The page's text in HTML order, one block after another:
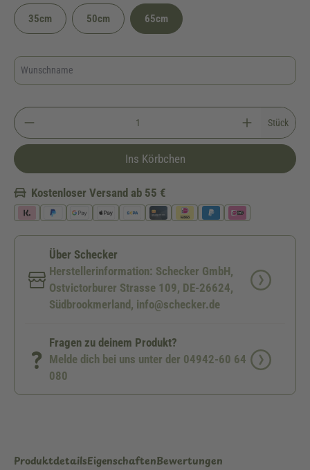
35cm 50cm 65cm
Stück
Ins Körbchen
Kostenloser Versand ab 55 €
Über Schecker
Herstellerinformation: Schecker GmbH,
Ostvictorburer Strasse 109, DE-26624,
Südbrookmerland, info@schecker.de
Fragen zu deinem Produkt?
Melde dich bei uns unter der 04942-60 64
080
ProduktdetailsEigenschaftenBewertungen